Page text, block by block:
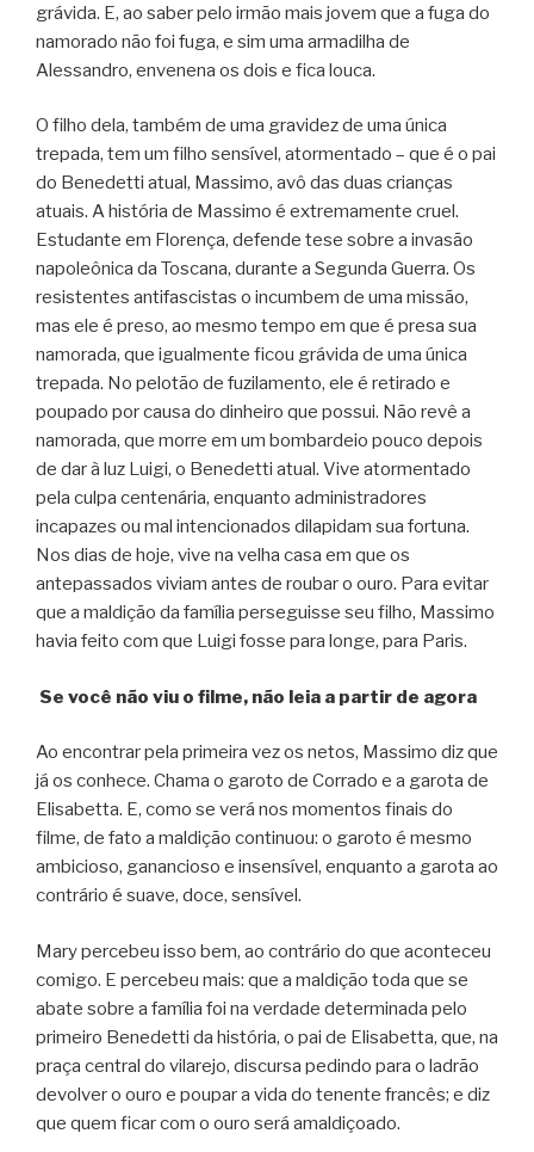
grávida. E, ao saber pelo irmão mais jovem que a fuga do
namorado não foi fuga, e sim uma armadilha de
Alessandro, envenena os dois e fica louca.
O filho dela, também de uma gravidez de uma única
trepada, tem um filho sensível, atormentado – que é o pai
do Benedetti atual, Massimo, avô das duas crianças
atuais. A história de Massimo é extremamente cruel.
Estudante em Florença, defende tese sobre a invasão
napoleônica da Toscana, durante a Segunda Guerra. Os
resistentes antifascistas o incumbem de uma missão,
mas ele é preso, ao mesmo tempo em que é presa sua
namorada, que igualmente ficou grávida de uma única
trepada. No pelotão de fuzilamento, ele é retirado e
poupado por causa do dinheiro que possui. Não revê a
namorada, que morre em um bombardeio pouco depois
de dar à luz Luigi, o Benedetti atual. Vive atormentado
pela culpa centenária, enquanto administradores
incapazes ou mal intencionados dilapidam sua fortuna.
Nos dias de hoje, vive na velha casa em que os
antepassados viviam antes de roubar o ouro. Para evitar
que a maldição da família perseguisse seu filho, Massimo
havia feito com que Luigi fosse para longe, para Paris.
Se você não viu o filme, não leia a partir de agora
Ao encontrar pela primeira vez os netos, Massimo diz que
já os conhece. Chama o garoto de Corrado e a garota de
Elisabetta. E, como se verá nos momentos finais do
filme, de fato a maldição continuou: o garoto é mesmo
ambicioso, ganancioso e insensível, enquanto a garota ao
contrário é suave, doce, sensível.
Mary percebeu isso bem, ao contrário do que aconteceu
comigo. E percebeu mais: que a maldição toda que se
abate sobre a família foi na verdade determinada pelo
primeiro Benedetti da história, o pai de Elisabetta, que, na
praça central do vilarejo, discursa pedindo para o ladrão
devolver o ouro e poupar a vida do tenente francês; e diz
que quem ficar com o ouro será amaldiçoado.